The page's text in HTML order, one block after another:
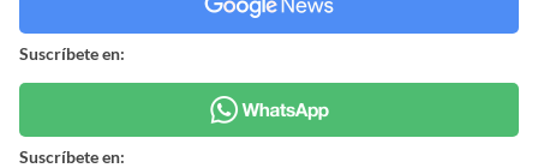
Suscríbete en:
Suscríbete en: